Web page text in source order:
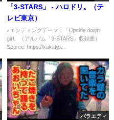
「3-STARS」 - ハロドリ。（テ
レビ東京）
♪エンディングテーマ：「Upside down
girl」（アルバム「3-STARS」収録曲）
Source: https://kakaku...
バラエティ